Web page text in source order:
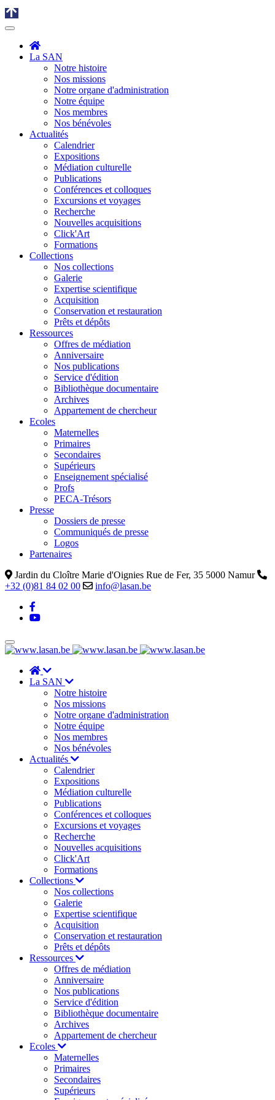
La SAN
Notre histoire
Nos missions
Notre organe d'administration
Notre équipe
Nos membres
Nos bénévoles
Actualités
Calendrier
Expositions
Médiation culturelle
Publications
Conférences et colloques
Excursions et voyages
Recherche
Nouvelles acquisitions
Click'Art
Formations
Collections
Nos collections
Galerie
Expertise scientifique
Acquisition
Conservation et restauration
Prêts et dépôts
Ressources
Offres de médiation
Anniversaire
Nos publications
Service d'édition
Bibliothèque documentaire
Archives
Appartement de chercheur
Ecoles
Maternelles
Primaires
Secondaires
Supérieurs
Enseignement spécialisé
Profs
PECA-Trésors
Presse
Dossiers de presse
Communiqués de presse
Logos
Partenaires
Jardin du Cloître Marie d'Oignies Rue de Fer, 35 5000 Namur
+32 (0)81 84 02 00
info@lasan.be
La SAN
Notre histoire
Nos missions
Notre organe d'administration
Notre équipe
Nos membres
Nos bénévoles
Actualités
Calendrier
Expositions
Médiation culturelle
Publications
Conférences et colloques
Excursions et voyages
Recherche
Nouvelles acquisitions
Click'Art
Formations
Collections
Nos collections
Galerie
Expertise scientifique
Acquisition
Conservation et restauration
Prêts et dépôts
Ressources
Offres de médiation
Anniversaire
Nos publications
Service d'édition
Bibliothèque documentaire
Archives
Appartement de chercheur
Ecoles
Maternelles
Primaires
Secondaires
Supérieurs